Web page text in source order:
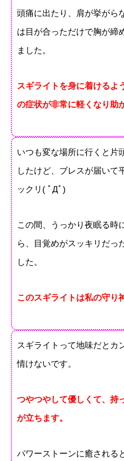
頭痛に出たり、肩が挙がら
は目が合っただけで胸が締
ました。
スギライトを身に着けるよ
の症状が非常に軽くなり助
いつも変な場所に行くと片
したけど、ブレスが届いて
ックリ( ﾟДﾟ)
この間、うっかり夜眠る時
ら、目覚めがスッキリだっ
した。
このスギライトは私の守り
スギライトって地味だとカ
情けないです。
つやつやして優しくて、持
が立ちます。
パワーストーンに癒される